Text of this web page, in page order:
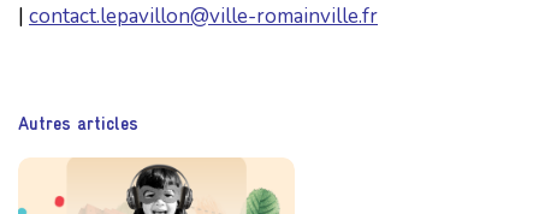
| contact.lepavillon@ville-romainville.fr
Autres articles